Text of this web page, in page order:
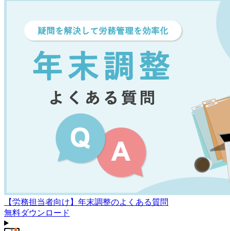
【労務担当者向け】年末調整のよくある質問
無料ダウンロード